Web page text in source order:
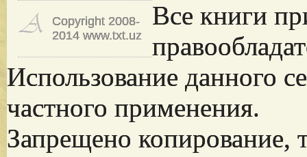
Copyright 2008-
2014 www.txt.uz
Все книги
Использование данного
частного применения.
Запрещено копирование,